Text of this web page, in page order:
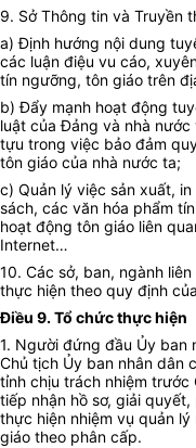
9. Sở Thông tin và Truyền
a) Định hướng nội dung
các luận điệu vu cáo,
tín ngưỡng, tôn giáo trên
b) Đẩy mạnh hoạt động
luật của Đảng và nhà
tựu trong việc bảo đảm
tôn giáo của nhà nước ta;
c) Quản lý việc sản xuất,
sách, các văn hóa phẩm
hoạt động tôn giáo liên
Internet…
10. Các sở, ban, ngành
thực hiện theo quy định
Điều 9. Tổ chức thực hiện
1. Người đứng đầu Ủy ban
Chủ tịch Ủy ban nhân dân
tỉnh chịu trách nhiệm trước
tiếp nhận hồ sơ, giải
thực hiện nhiệm vụ quản
giáo theo phân cấp.